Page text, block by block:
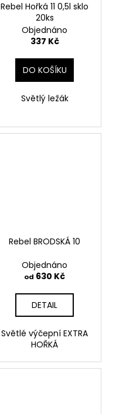
Rebel Hořká 11 0,5l sklo
20ks
Objednáno
337 Kč
DO KOŠÍKU
Světlý ležák
Rebel BRODSKÁ 10
Objednáno
od 630 Kč
DETAIL
Světlé výčepní EXTRA
HOŘKÁ